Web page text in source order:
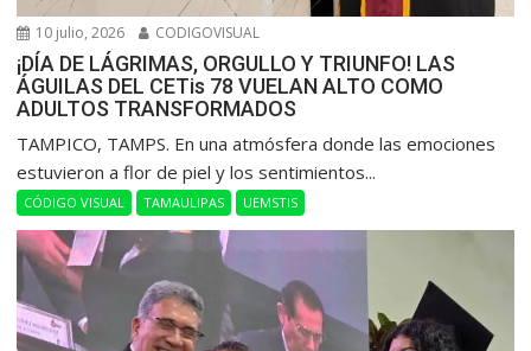
10 julio, 2026 CODIGOVISUAL
¡DÍA DE LÁGRIMAS, ORGULLO Y TRIUNFO! LAS
ÁGUILAS DEL CETis 78 VUELAN ALTO COMO
ADULTOS TRANSFORMADOS
​TAMPICO, TAMPS. En una atmósfera donde las emociones
estuvieron a flor de piel y los sentimientos...
CÓDIGO VISUAL TAMAULIPAS UEMSTIS